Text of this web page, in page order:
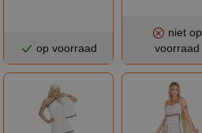
op voorraad
niet op
voorraad